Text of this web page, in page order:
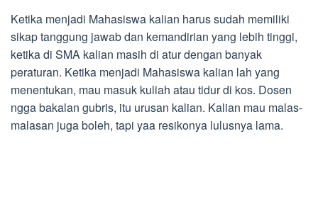
Ketika menjadi Mahasiswa kalian harus sudah memiliki
sikap tanggung jawab dan kemandirian yang lebih tinggi,
ketika di SMA kalian masih di atur dengan banyak
peraturan. Ketika menjadi Mahasiswa kalian lah yang
menentukan, mau masuk kuliah atau tidur di kos. Dosen
ngga bakalan gubris, itu urusan kalian. Kalian mau malas-
malasan juga boleh, tapi yaa resikonya lulusnya lama.